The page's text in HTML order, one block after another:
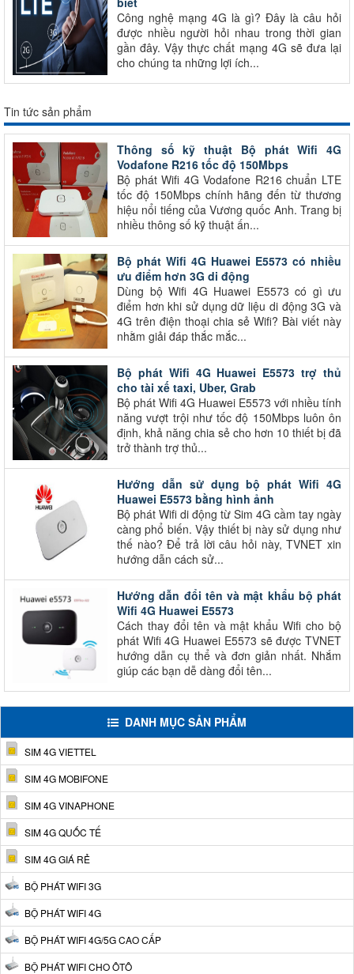
Công nghệ mạng 4G là gì? Đây là câu hỏi
được nhiều người hỏi nhau trong thời gian
gần đây. Vậy thực chất mạng 4G sẽ đưa lại
cho chúng ta những lợi ích...
Tin tức sản phẩm
Thông số kỹ thuật Bộ phát Wifi 4G
Vodafone R216 tốc độ 150Mbps
Bộ phát Wifi 4G Vodafone R216 chuẩn LTE
tốc độ 150Mbps chính hãng đến từ thương
hiệu nổi tiếng của Vương quốc Anh. Trang bị
nhiều thông số kỹ thuật ấn...
Bộ phát Wifi 4G Huawei E5573 có nhiều
ưu điểm hơn 3G di động
Dùng bộ Wifi 4G Huawei E5573 có gì ưu
điểm hơn khi sử dụng dữ liệu di động 3G và
4G trên điện thoại chia sẻ Wifi? Bài viết này
nhằm giải đáp thắc mắc...
Bộ phát Wifi 4G Huawei E5573 trợ thủ
cho tài xế taxi, Uber, Grab
Bộ phát Wifi 4G Huawei E5573 với nhiều tính
năng vượt trội như tốc độ 150Mbps luôn ôn
định, khả năng chia sẻ cho hơn 10 thiết bị đã
trở thành trợ thủ...
Hướng dẫn sử dụng bộ phát Wifi 4G
Huawei E5573 bằng hình ảnh
Bộ phát Wifi di động từ Sim 4G cầm tay ngày
càng phổ biến. Vậy thiết bị này sử dụng như
thế nào? Để trả lời câu hỏi này, TVNET xin
hướng dẫn cách sử...
Hướng dẫn đổi tên và mật khẩu bộ phát
Wifi 4G Huawei E5573
Cách thay đổi tên và mật khẩu Wifi cho bộ
phát Wifi 4G Huawei E5573 sẽ được TVNET
hướng dẫn cụ thể và đơn giản nhất. Nhắm
giúp các bạn dễ dàng đổi tên...
DANH MỤC SẢN PHẨM
SIM 4G VIETTEL
SIM 4G MOBIFONE
SIM 4G VINAPHONE
SIM 4G QUỐC TẾ
SIM 4G GIÁ RẺ
BỘ PHÁT WIFI 3G
BỘ PHÁT WIFI 4G
BỘ PHÁT WIFI 4G/5G CAO CẤP
BỘ PHÁT WIFI CHO ÔTÔ